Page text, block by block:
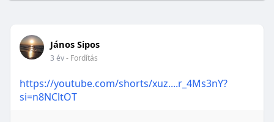
János Sipos
3 év- Fordítás
https://youtube.com/shorts/xuz....r_4Ms3nY?
si=n8NCltOT